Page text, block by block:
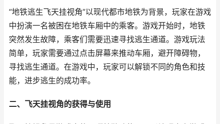
“地铁逃生飞天挂视角”以现代都市地铁为背景，玩家在游戏
中扮演一名被困在地铁车厢中的乘客。游戏开始时，地铁
突然发生故障，乘客们需要迅速寻找逃生通道。游戏玩法
简单，玩家需要通过点击屏幕来推动车厢，避开障碍物，
寻找逃生通道。在游戏中，玩家可以解锁不同的角色和技
能，进步逃生的成功率。
二、飞天挂视角的获得与使用